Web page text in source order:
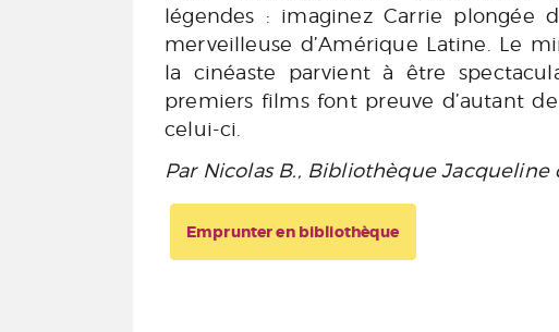
légendes : imaginez Carrie plongée
merveilleuse d’Amérique Latine. Le
la cinéaste parvient à être
premiers films font preuve d’autant
celui-ci.
Par Nicolas B., Bibliothèque Jacqueline
Emprunter en bibliothèque